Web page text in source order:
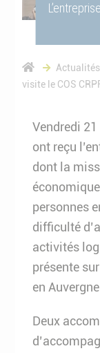
Actualités
visite le COS
Vendredi 21
ont reçu
dont la
personnes
difficulté
activités
présente
en
Deux